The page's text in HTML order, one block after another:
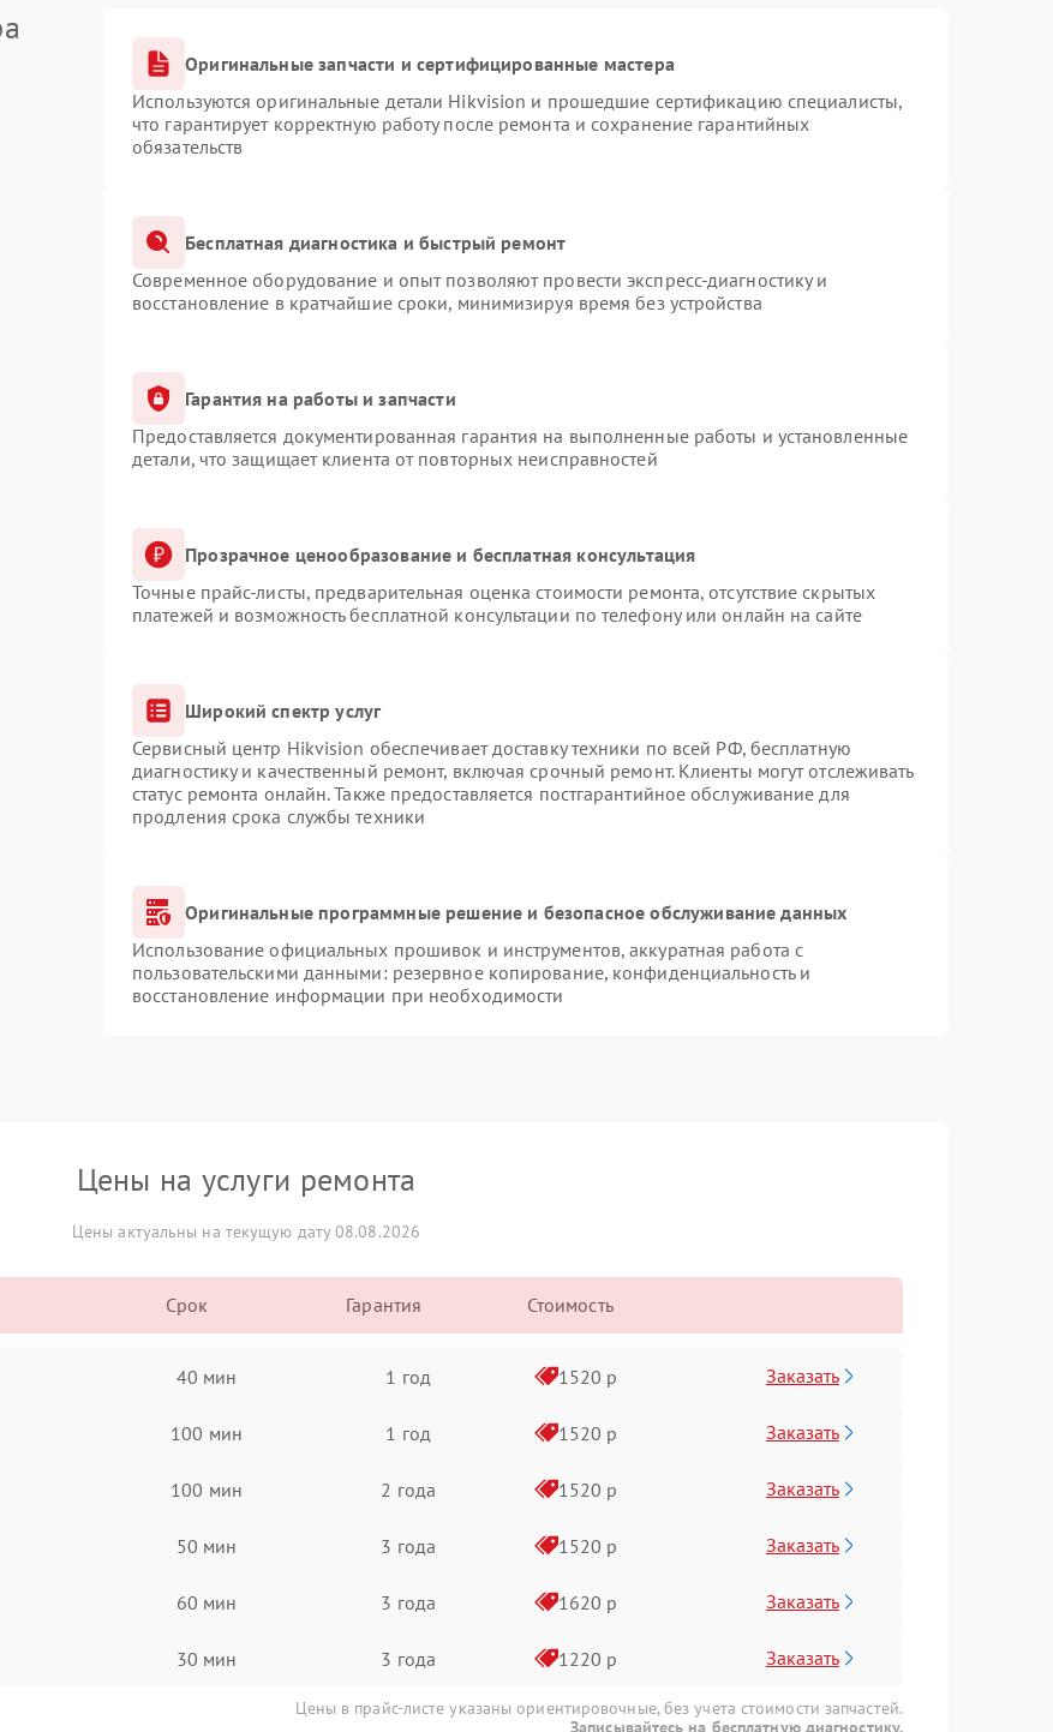
Оригинальные запчасти и сертифицированные мастера
Используются оригинальные детали Hikvision и прошедшие сертификацию специалисты,
что гарантирует корректную работу после ремонта и сохранение гарантийных
обязательств
Бесплатная диагностика и быстрый ремонт
Современное оборудование и опыт позволяют провести экспресс-диагностику и
восстановление в кратчайшие сроки, минимизируя время без устройства
Гарантия на работы и запчасти
Предоставляется документированная гарантия на выполненные работы и установленные
детали, что защищает клиента от повторных неисправностей
Прозрачное ценообразование и бесплатная консультация
Точные прайс-листы, предварительная оценка стоимости ремонта, отсутствие скрытых
платежей и возможность бесплатной консультации по телефону или онлайн на сайте
Широкий спектр услуг
Сервисный центр Hikvision обеспечивает доставку техники по всей РФ, бесплатную
диагностику и качественный ремонт, включая срочный ремонт. Клиенты могут отслеживать
статус ремонта онлайн. Также предоставляется постгарантийное обслуживание для
продления срока службы техники
Оригинальные программные решение и безопасное обслуживание данных
Использование официальных прошивок и инструментов, аккуратная работа с
пользовательскими данными: резервное копирование, конфиденциальность и
восстановление информации при необходимости
Цены на услуги ремонта
Цены актуальны на текущую дату 08.08.2026
Срок Гарантия Стоимость
40 мин 1 год 1520 р Заказать
100 мин 1 год 1520 р Заказать
100 мин 2 года 1520 р Заказать
50 мин 3 года 1520 р Заказать
60 мин 3 года 1620 р Заказать
30 мин 3 года 1220 р Заказать
Цены в прайс-листе указаны ориентировочные, без учета стоимости запчастей.
Записывайтесь на бесплатную диагностику.